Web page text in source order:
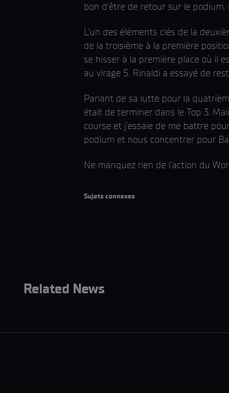
bon d'être de retour sur le podium.
L'un des éléments clés de la
de la troisième à la première
se hisser à la première place où il
au virage 5. Rinaldi a essayé de
Parlant de sa lutte pour la
était de terminer dans le Top 3.
course et j'essaie de me battre
podium et nous concentrer pour
Ne manquez rien de l'action du
Sujets connexes
Related News